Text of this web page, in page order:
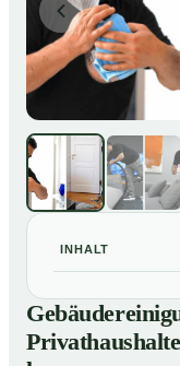
INHALT
01
Wert auf